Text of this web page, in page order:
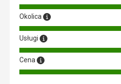
Okolica
Usługi
Cena